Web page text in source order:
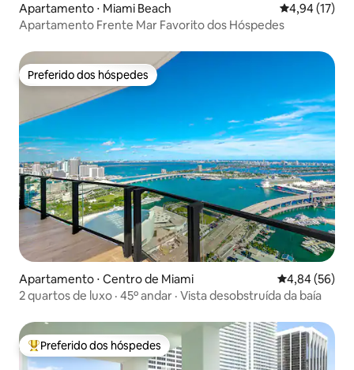
Apartamento ⋅ Miami Beach 4,94 de uma
4,94 (17)
Apartamento Frente Mar Favorito dos Hóspedes
Preferido dos hóspedes
Preferido dos hóspedes
Apartamento ⋅ Centro de Miami 4,84 de uma
4,84 (56)
2 quartos de luxo · 45º andar · Vista desobstruída da baía
Entre os melhores preferidos dos hóspedes
Preferido dos hóspedes